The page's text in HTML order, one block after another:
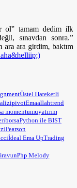
ol” tamam dedim ilk
sınavdan sonra.”
ara ara girdim, baktım
Üstel Hareketli
pivotEmaallahtrend
momentumuyatırım
borsaPython ile BIST
Pearson
İdeal Ema UpTrading
Php Melody